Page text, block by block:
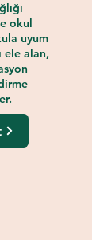
okul
uyum
ele alan,